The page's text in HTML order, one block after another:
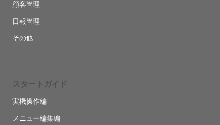
顧客管理
日報管理
その他
スタートガイド
実機操作編
メニュー編集編